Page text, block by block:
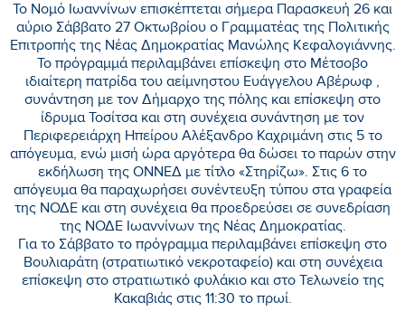
Το Νομό Ιωαννίνων επισκέπτεται σήμερα Παρασκευή 26 και
αύριο Σάββατο 27 Οκτωβρίου ο Γραμματέας της Πολιτικής
Επιτροπής της Νέας Δημοκρατίας Μανώλης Κεφαλογιάννης.
Το πρόγραμμά περιλαμβάνει επίσκεψη στο Μέτσοβο
ιδιαίτερη πατρίδα του αείμνηστου Ευάγγελου Αβέρωφ ,
συνάντηση με τον Δήμαρχο της πόλης και επίσκεψη στο
ίδρυμα Τοσίτσα και στη συνέχεια συνάντηση με τον
Περιφερειάρχη Ηπείρου Αλέξανδρο Καχριμάνη στις 5 το
απόγευμα, ενώ μισή ώρα αργότερα θα δώσει το παρών στην
εκδήλωση της ΟΝΝΕΔ με τίτλο «Στηρίζω». Στις 6 το
απόγευμα θα παραχωρήσει συνέντευξη τύπου στα γραφεία
της ΝΟΔΕ και στη συνέχεια θα προεδρεύσει σε συνεδρίαση
της ΝΟΔΕ Ιωαννίνων της Νέας Δημοκρατίας.
Για το Σάββατο το πρόγραμμα περιλαμβάνει επίσκεψη στο
Βουλιαράτη (στρατιωτικό νεκροταφείο) και στη συνέχεια
επίσκεψη στο στρατιωτικό φυλάκιο και στο Τελωνείο της
Κακαβιάς στις 11:30 το πρωί.